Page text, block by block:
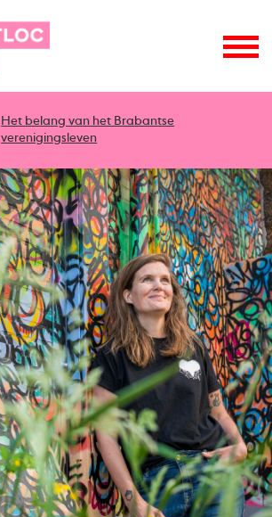
Het belang van het Brabantse
verenigingsleven